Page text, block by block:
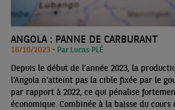
ANGOLA : PANNE DE CARBURANT
16/10/2023 • Par Lucas PLÉ
Depuis le début de l’année 2023, la
l’Angola n’atteint pas la cible fixée par le
par rapport à 2022, ce qui pénalise
économique. Combinée à la baisse du